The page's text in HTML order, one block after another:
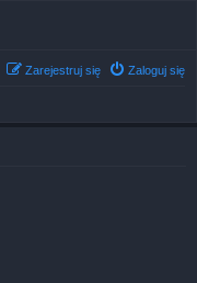
Zaloguj się
Zarejestruj się